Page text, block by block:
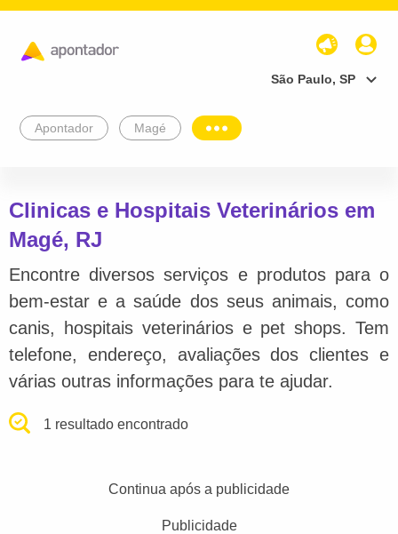
São Paulo, SP
Apontador Magé
Clinicas e Hospitais Veterinários em
Magé, RJ
Encontre diversos serviços e produtos para o
bem-estar e a saúde dos seus animais, como
canis, hospitais veterinários e pet shops. Tem
telefone, endereço, avaliações dos clientes e
várias outras informações para te ajudar.
1 resultado encontrado
Continua após a publicidade
Publicidade